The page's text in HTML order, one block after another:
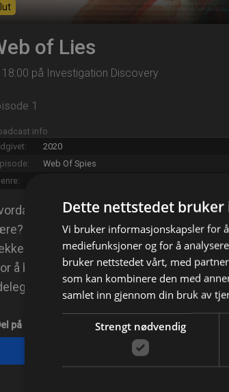
of Lies
18:00 på Investigation Discovery
1
info
2020
Web Of Spies
kan man vite om personer på
I denne serien hører vi historiene til
svindlere. Idag: I kjølvannet av en
å bli offer for en ondskapsfull
hele livet hennes.
på
Dette nettstedet
Vi bruker informasjonskapsler for
mediefunksjoner og for å
bruker nettstedet vårt, med
som kan kombinere den med
samlet inn gjennom din bruk av
Strengt nødvendig